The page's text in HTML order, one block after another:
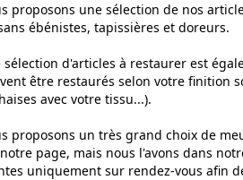
proposons une sélection de nos
ébénistes, tapissières et doreurs.
sélection d'articles à restaurer est
être restaurés selon votre finition
avec votre tissu...).
proposons un très grand choix de
page, mais nous l'avons dans
uniquement sur rendez-vous afin